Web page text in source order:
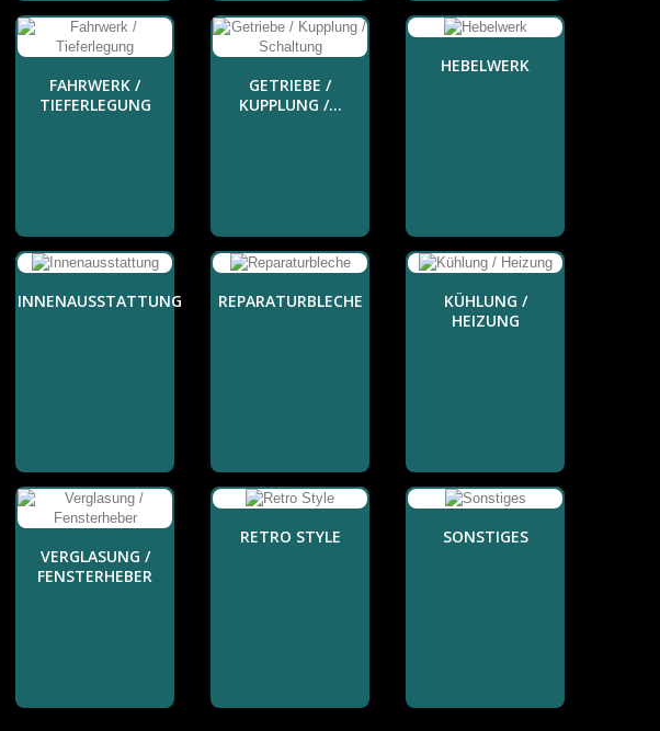
FAHRWERK /
TIEFERLEGUNG
GETRIEBE /
KUPPLUNG /...
HEBELWERK
INNENAUSSTATTUNG REPARATURBLECHE
KÜHLUNG /
HEIZUNG
VERGLASUNG /
FENSTERHEBER
RETRO STYLE SONSTIGES